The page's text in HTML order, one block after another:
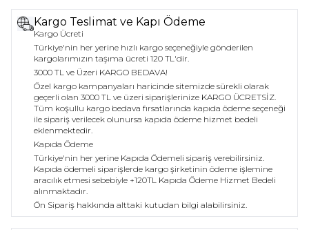
Kargo Teslimat ve Kapı Ödeme
Kargo Ücreti
Türkiye'nin her yerine hızlı kargo seçeneğiyle gönderilen
kargolarımızın taşıma ücreti 120 TL'dir.
3000 TL ve Üzeri KARGO BEDAVA!
Özel kargo kampanyaları haricinde sitemizde sürekli olarak
geçerli olan 3000 TL ve üzeri siparişlerinize KARGO ÜCRETSİZ.
Tüm koşullu kargo bedava fırsatlarında kapıda ödeme seçeneği
ile sipariş verilecek olunursa kapıda ödeme hizmet bedeli
eklenmektedir.
Kapıda Ödeme
Türkiye'nin her yerine Kapıda Ödemeli sipariş verebilirsiniz.
Kapıda ödemeli siparişlerde kargo şirketinin ödeme işlemine
aracılık etmesi sebebiyle +120TL Kapıda Ödeme Hizmet Bedeli
alınmaktadır.
Ön Sipariş hakkında alttaki kutudan bilgi alabilirsiniz.